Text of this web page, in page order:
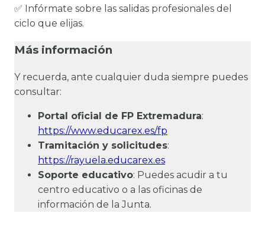
✅ Infórmate sobre las salidas profesionales del
ciclo que elijas.
Más información
Y recuerda, ante cualquier duda siempre puedes
consultar:
Portal oficial de FP Extremadura:
https://www.educarex.es/fp
Tramitación y solicitudes:
https://rayuela.educarex.es
Soporte educativo: Puedes acudir a tu
centro educativo o a las oficinas de
información de la Junta.